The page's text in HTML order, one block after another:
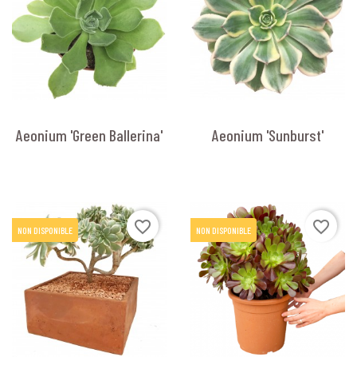
Aeonium 'Green Ballerina' Aeonium 'Sunburst'
NON DISPONIBLE favorite_border NON DISPONIBLE favorite_border